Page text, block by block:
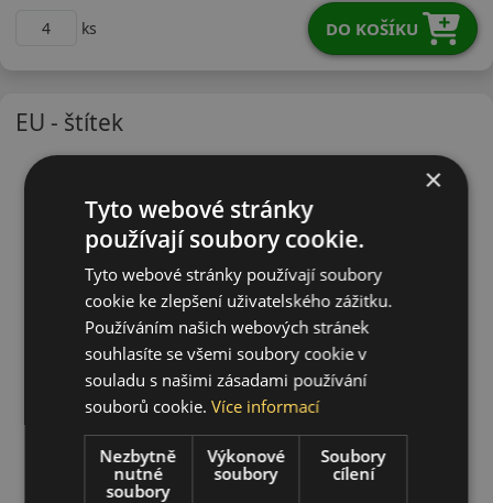
ks DO KOŠÍKU
EU - štítek
×
Tyto webové stránky
používají soubory cookie.
Tyto webové stránky používají soubory
cookie ke zlepšení uživatelského zážitku.
Používáním našich webových stránek
souhlasíte se všemi soubory cookie v
souladu s našimi zásadami používání
souborů cookie.Více informací
Nezbytně
nutné
soubory
Výkonové
soubory
Soubory
cílení